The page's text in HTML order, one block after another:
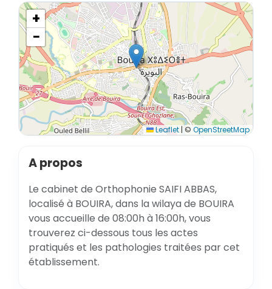
+
−
Leaflet|© OpenStreetMap
A propos
Le cabinet de Orthophonie SAIFI ABBAS,
localisé à BOUIRA, dans la wilaya de BOUIRA
vous accueille de 08:00h à 16:00h, vous
trouverez ci-dessous tous les actes
pratiqués et les pathologies traitées par cet
établissement.